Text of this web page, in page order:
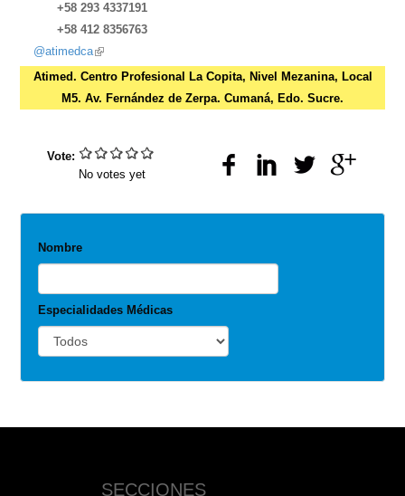
+58 293 4337191
+58 412 8356763
@atimedca(link
is
external)
Atimed. Centro Profesional La Copita, Nivel Mezanina, Local
M5. Av. Fernández de Zerpa. Cumaná, Edo. Sucre.
Vote:
No votes yet
Nombre
Especialidades Médicas
SECCIONES